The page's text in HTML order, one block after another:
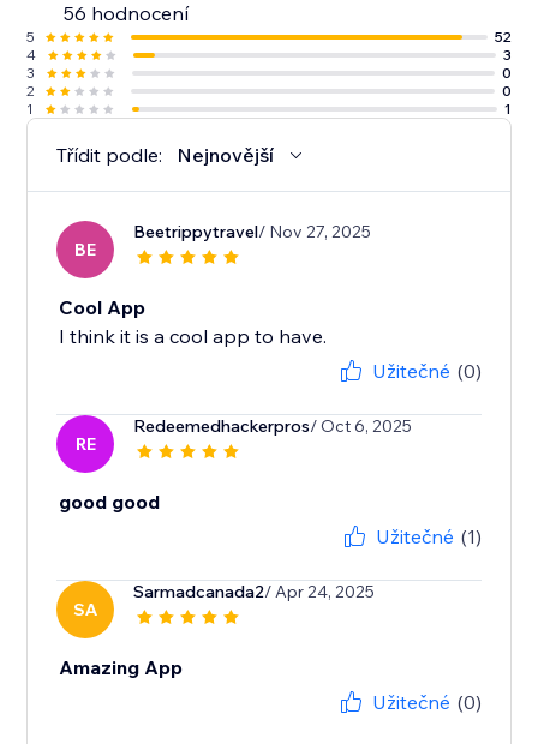
56 hodnocení
5
52
4
3
3
0
2
0
1
1
Třídit podle: Nejnovější
BE
Beetrippytravel/ Nov 27, 2025
Cool App
I think it is a cool app to have.
Užitečné (0)
RE
Redeemedhackerpros/ Oct 6, 2025
good good
Užitečné (1)
SA
Sarmadcanada2/ Apr 24, 2025
Amazing App
Užitečné (0)